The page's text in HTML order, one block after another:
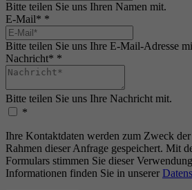
Bitte teilen Sie uns Ihren Namen mit.
E-Mail* *
Bitte teilen Sie uns Ihre E-Mail-Adresse
Nachricht* *
Bitte teilen Sie uns Ihre Nachricht mit.
*
Ihre Kontaktdaten werden zum Zweck
Rahmen dieser Anfrage gespeichert. Mit
Formulars stimmen Sie dieser
Informationen finden Sie in unserer